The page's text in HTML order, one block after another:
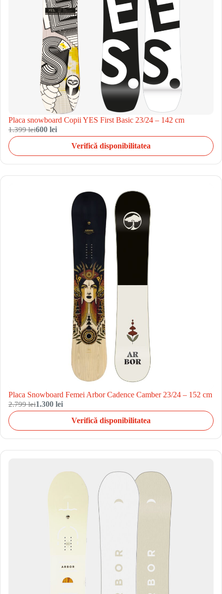
Placa snowboard Copii YES First Basic 23/24 – 142 cm
1.399 lei600 lei
Verifică disponibilitatea
Placa Snowboard Femei Arbor Cadence Camber 23/24 – 152 cm
2.799 lei1.300 lei
Verifică disponibilitatea